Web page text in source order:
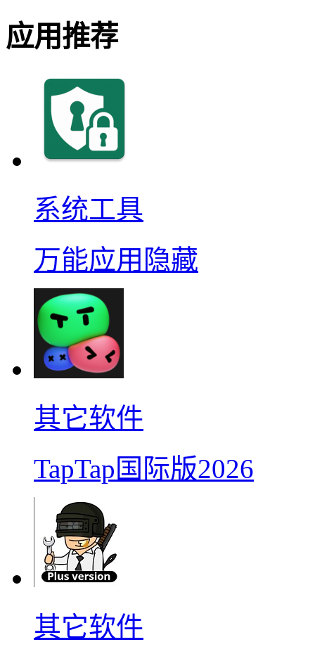
应用推荐
系统工具
万能应用隐藏
其它软件
TapTap国际版2026
其它软件